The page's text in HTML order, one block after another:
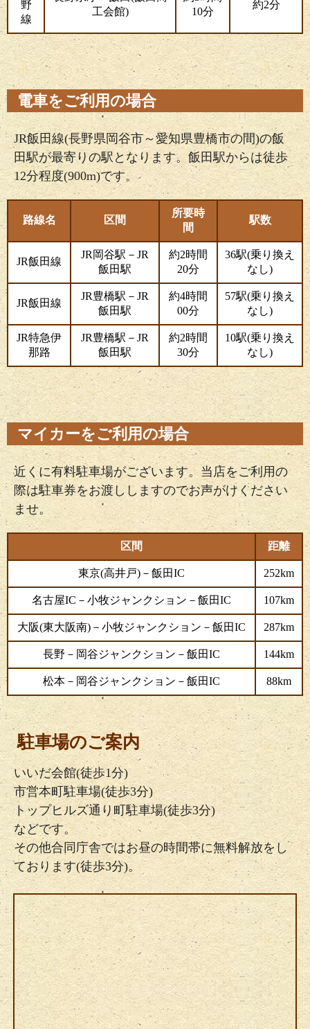
野
線
工会館)
10分
約2分
電車をご利用の場合
JR飯田線(長野県岡谷市～愛知県豊橋市の間)の飯
田駅が最寄りの駅となります。飯田駅からは徒歩
12分程度(900m)です。
路線名 区間
所要時
間
駅数
JR飯田線
JR岡谷駅－JR
飯田駅
約2時間
20分
36駅(乗り換え
なし)
JR飯田線
JR豊橋駅－JR
飯田駅
約4時間
00分
57駅(乗り換え
なし)
JR特急伊
那路
JR豊橋駅－JR
飯田駅
約2時間
30分
10駅(乗り換え
なし)
マイカーをご利用の場合
近くに有料駐車場がございます。当店をご利用の
際は駐車券をお渡ししますのでお声がけください
ませ。
区間 距離
東京(高井戸)－飯田IC 252km
名古屋IC－小牧ジャンクション－飯田IC 107km
大阪(東大阪南)－小牧ジャンクション－飯田IC 287km
長野－岡谷ジャンクション－飯田IC 144km
松本－岡谷ジャンクション－飯田IC 88km
駐車場のご案内
いいだ会館(徒歩1分)
市営本町駐車場(徒歩3分)
トップヒルズ通り町駐車場(徒歩3分)
などです。
その他合同庁舎ではお昼の時間帯に無料解放をし
ております(徒歩3分)。